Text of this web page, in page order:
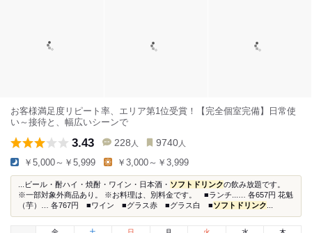
お客様満足度リピート率、エリア第1位受賞！【完全個室完備】日常使
い～接待と、幅広いシーンで
3.43 228 人 9740 人
￥5,000～￥5,999 ￥3,000～￥3,999
...ビール・酎ハイ・焼酎・ワイン・日本酒・ ソフトドリンクの飲み放題です。
※一部対象外商品あり。 ※お料理は、別料金です。 ■ランチ...… 各657円 花魁
（芋）… 各767円 ■ワイン ■グラス赤 ■グラス白 ■ソフトドリンク